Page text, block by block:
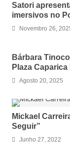
Satori
imersivos no
Novembro 26,
Bárbara
Plaza
Agosto 20, 2025
Mickael
Seguir”
Junho 27, 2022